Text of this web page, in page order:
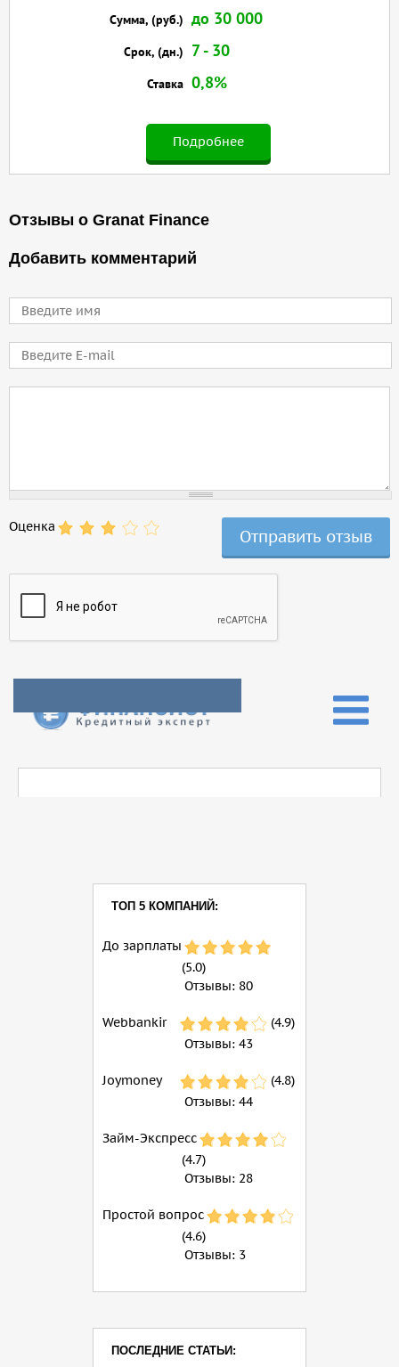
Подробнее
Сумма, (руб.) до 30 000
Срок, (дн.) 7 - 30
Ставка 0,8%
Отзывы о Granat Finance
Добавить комментарий
Имя
E-mail
Оценка
ТОП 5 КОМПАНИЙ:
До зарплаты
(5.0)
Отзывы: 80
Webbankir
(4.9)
Отзывы: 43
Joymoney
(4.8)
Отзывы: 44
Займ-Экспресс
(4.7)
Отзывы: 28
Простой вопрос
(4.6)
Отзывы: 3
ПОСЛЕДНИЕ СТАТЬИ: